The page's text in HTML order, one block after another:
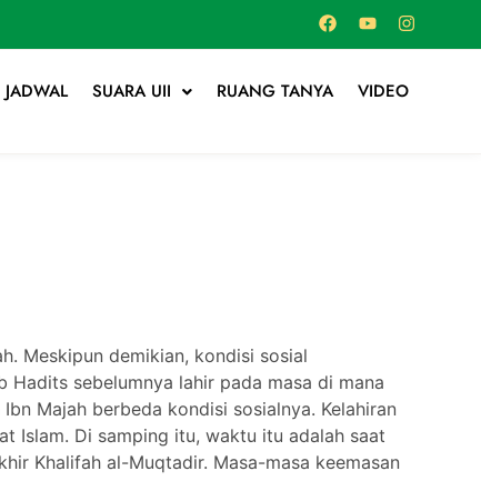
JADWAL SUARA UII RUANG TANYA VIDEO
Meskipun demikian, kondisi sosial
sebelumnya lahir pada masa di mana
Majah berbeda kondisi sosialnya. Kelahiran
Islam. Di samping itu, waktu itu adalah saat
Khalifah al-Muqtadir. Masa-masa keemasan